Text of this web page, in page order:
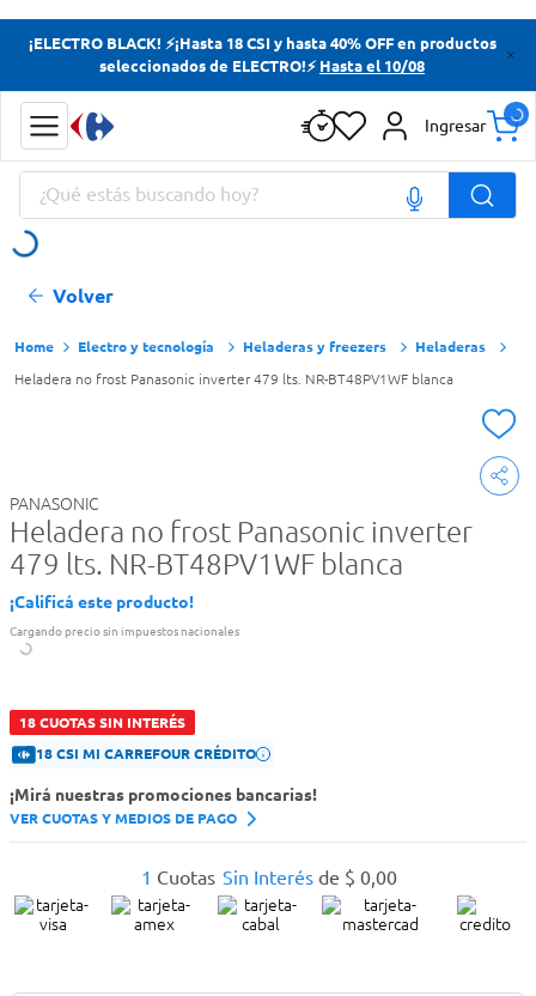
¡ELECTRO BLACK! ⚡¡Hasta 18 CSI y hasta 40% OFF en productos
seleccionados de ELECTRO!⚡ Hasta el 10/08
Ingresar
¿Qué estás buscando hoy?
Volver
Electro y tecnología Heladeras y freezers Heladeras
Heladera no frost Panasonic inverter 479 lts. NR-BT48PV1WF blanca
PANASONIC
Heladera no frost Panasonic inverter
479 lts. NR-BT48PV1WF blanca
¡Calificá este producto!
Cargando precio sin impuestos nacionales
18 CUOTAS SIN INTERÉS
18 CSI MI CARREFOUR CRÉDITO
¡Mirá nuestras promociones bancarias!
VER CUOTAS Y MEDIOS DE PAGO
1 Cuotas Sin Interés de $ 0,00
Términos más buscados
Yerba
Cerveza
Doves
Términos más buscados
Cerveza
Doves
Jabon Tocador